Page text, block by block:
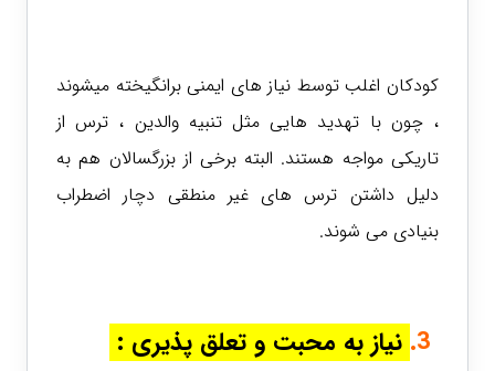
کودکان اغلب توسط نیاز های ایمنی برانگیخته میشوند
، چون با تهدید هایی مثل تنبیه والدین ، ترس از
تاریکی مواجه هستند. البته برخی از بزرگسالان هم به
دلیل داشتن ترس های غیر منطقی دچار اضطراب
بنیادی می شوند.
3. نیاز به محبت و تعلق پذیری :